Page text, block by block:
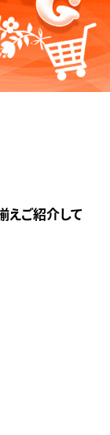
えご紹介して